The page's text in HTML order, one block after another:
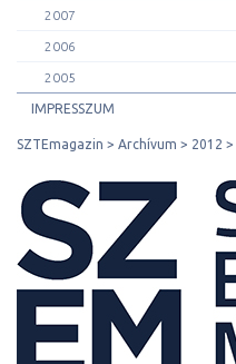
2007
2006
2005
IMPRESSZUM
SZTEmagazin Archívum 2012